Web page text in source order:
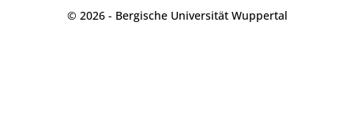
© 2026 - Bergische Universität Wuppertal